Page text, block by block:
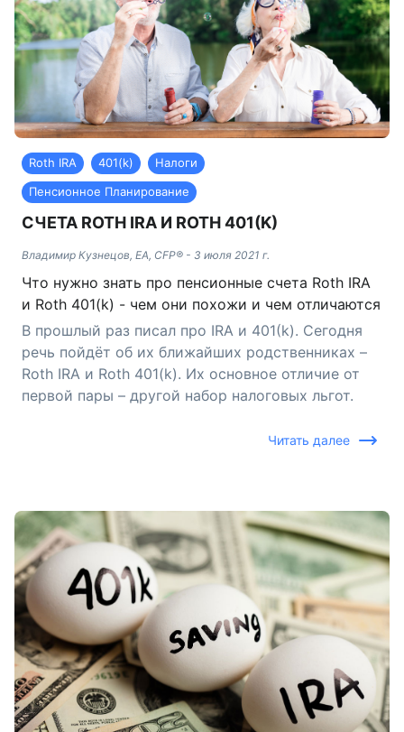
Roth IRA 401(k)
Налоги
Пенсионное Планирование
СЧЕТА ROTH IRA И ROTH 401(K)
Владимир Кузнецов, EA, CFP® - 3 июля 2021 г.
Что нужно знать про пенсионные счета Roth IRA
и Roth 401(k) - чем они похожи и чем отличаются
В прошлый раз писал про IRA и 401(k). Сегодня
речь пойдёт об их ближайших родственниках –
Roth IRA и Roth 401(k). Их основное отличие от
первой пары – другой набор налоговых льгот.
Читать далее